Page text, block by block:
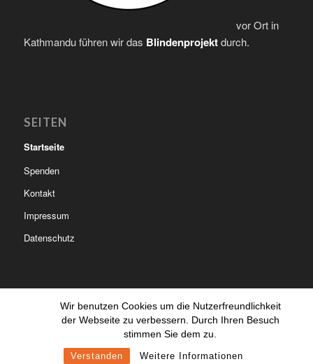
Wir benutzen Cookies um die Nutzerfreundlichkeit
der Webseite zu verbessern. Durch Ihren Besuch
stimmen Sie dem zu.
Verstanden Weitere Informationen
vor Ort in
Kathmandu führen wir das Blindenprojektdurch.
SEITEN
Startseite
Spenden
Kontakt
Impressum
Datenschutz
© Copyright - Kinderhilfe Nepal Mitterfels | created bylupographics.de
Spenden Kontakt Impressum Datenschutz